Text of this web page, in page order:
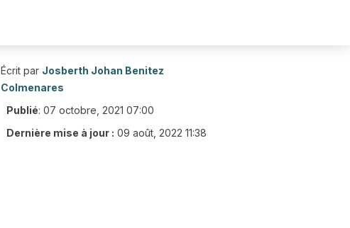
Écrit par Josberth Johan Benitez
Colmenares
Publié: 07 octobre, 2021 07:00
Dernière mise à jour : 09 août, 2022 11:38